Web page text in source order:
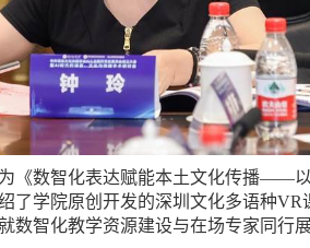
《数智化表达赋能本土文化传播——
了学院原创开发的深圳文化多语种
智化教学资源建设与在场专家同行